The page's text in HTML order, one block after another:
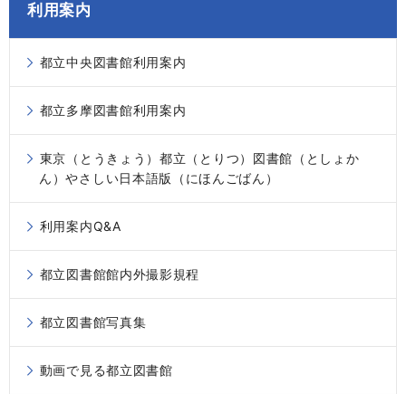
利用案内
都立中央図書館利用案内
都立多摩図書館利用案内
東京（とうきょう）都立（とりつ）図書館（としょか
ん）やさしい日本語版（にほんごばん）
利用案内Q&A
都立図書館館内外撮影規程
都立図書館写真集
動画で見る都立図書館